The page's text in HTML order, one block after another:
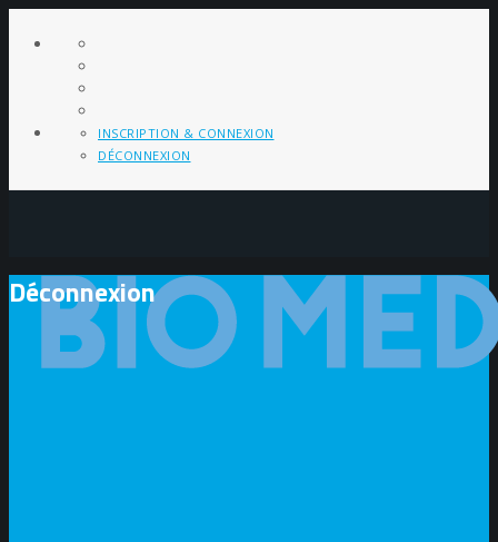
INSCRIPTION & CONNEXION
DÉCONNEXION
Déconnexion